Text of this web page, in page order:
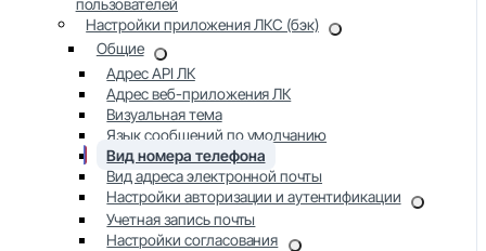
Настройки приложения ЛКС (бэк)
Общие
Адрес API ЛК
Адрес веб-приложения ЛК
Визуальная тема
Язык сообщений по умолчанию
Вид номера телефона
Вид адреса электронной почты
Настройки авторизации и аутентификации
Учетная запись почты
Настройки согласования